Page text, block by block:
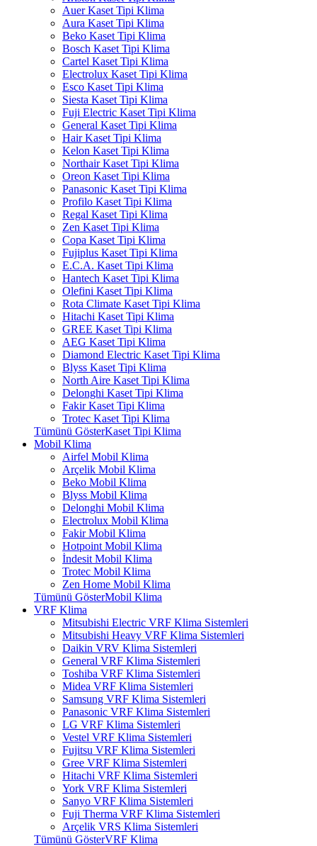
Auer Kaset Tipi Klima
Aura Kaset Tipi Klima
Beko Kaset Tipi Klima
Bosch Kaset Tipi Klima
Cartel Kaset Tipi Klima
Electrolux Kaset Tipi Klima
Esco Kaset Tipi Klima
Siesta Kaset Tipi Klima
Fuji Electric Kaset Tipi Klima
General Kaset Tipi Klima
Hair Kaset Tipi Klima
Kelon Kaset Tipi Klima
Northair Kaset Tipi Klima
Oreon Kaset Tipi Klima
Panasonic Kaset Tipi Klima
Profilo Kaset Tipi Klima
Regal Kaset Tipi Klima
Zen Kaset Tipi Klima
Copa Kaset Tipi Klima
Fujiplus Kaset Tipi Klima
E.C.A. Kaset Tipi Klima
Hantech Kaset Tipi Klima
Olefini Kaset Tipi Klima
Rota Climate Kaset Tipi Klima
Hitachi Kaset Tipi Klima
GREE Kaset Tipi Klima
AEG Kaset Tipi Klima
Diamond Electric Kaset Tipi Klima
Blyss Kaset Tipi Klima
North Aire Kaset Tipi Klima
Delonghi Kaset Tipi Klima
Fakir Kaset Tipi Klima
Trotec Kaset Tipi Klima
Tümünü GösterKaset Tipi Klima
Mobil Klima
Airfel Mobil Klima
Arçelik Mobil Klima
Beko Mobil Klima
Blyss Mobil Klima
Delonghi Mobil Klima
Electrolux Mobil Klima
Fakir Mobil Klima
Hotpoint Mobil Klima
İndesit Mobil Klima
Trotec Mobil Klima
Zen Home Mobil Klima
Tümünü GösterMobil Klima
VRF Klima
Mitsubishi Electric VRF Klima Sistemleri
Mitsubishi Heavy VRF Klima Sistemleri
Daikin VRV Klima Sistemleri
General VRF Klima Sistemleri
Toshiba VRF Klima Sistemleri
Midea VRF Klima Sistemleri
Samsung VRF Klima Sistemleri
Panasonic VRF Klima Sistemleri
LG VRF Klima Sistemleri
Vestel VRF Klima Sistemleri
Fujitsu VRF Klima Sistemleri
Gree VRF Klima Sistemleri
Hitachi VRF Klima Sistemleri
York VRF Klima Sistemleri
Sanyo VRF Klima Sistemleri
Fuji Therma VRF Klima Sistemleri
Arçelik VRS Klima Sistemleri
Tümünü GösterVRF Klima